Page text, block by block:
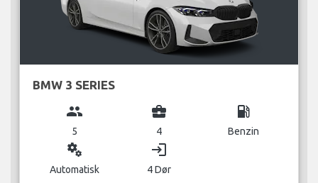
BMW 3 SERIES
group
5
business_center
4
local_gas_station
Benzin
miscellaneous_services
Automatisk
login
4 Dør